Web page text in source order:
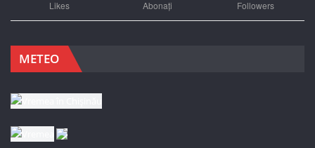
Likes Abonați Followers
METEO